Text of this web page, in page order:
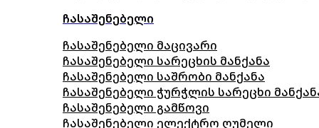
ჩასაშენებელი
ჩასაშენებელი მაცივარი
ჩასაშენებელი სარეცხის მანქანა
ჩასაშენებელი საშრობი მანქანა
ჩასაშენებელი ჭურჭლის სარეცხი
ჩასაშენებელი გამწოვი
ჩასაშენებელი ელექტრო ღუმელი